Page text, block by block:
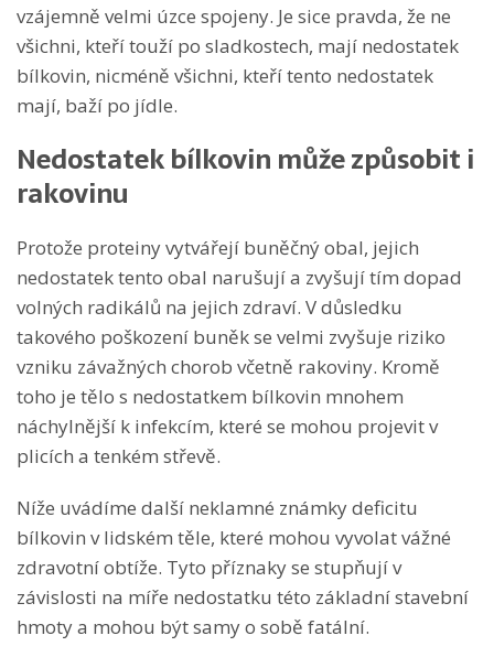
vzájemně velmi úzce spojeny. Je sice pravda, že ne
všichni, kteří touží po sladkostech, mají nedostatek
bílkovin, nicméně všichni, kteří tento nedostatek
mají, baží po jídle.
Nedostatek bílkovin může způsobit i
rakovinu
Protože proteiny vytvářejí buněčný obal, jejich
nedostatek tento obal narušují a zvyšují tím dopad
volných radikálů na jejich zdraví. V důsledku
takového poškození buněk se velmi zvyšuje riziko
vzniku závažných chorob včetně rakoviny. Kromě
toho je tělo s nedostatkem bílkovin mnohem
náchylnější k infekcím, které se mohou projevit v
plicích a tenkém střevě.
Níže uvádíme další neklamné známky deficitu
bílkovin v lidském těle, které mohou vyvolat vážné
zdravotní obtíže. Tyto příznaky se stupňují v
závislosti na míře nedostatku této základní stavební
hmoty a mohou být samy o sobě fatální.